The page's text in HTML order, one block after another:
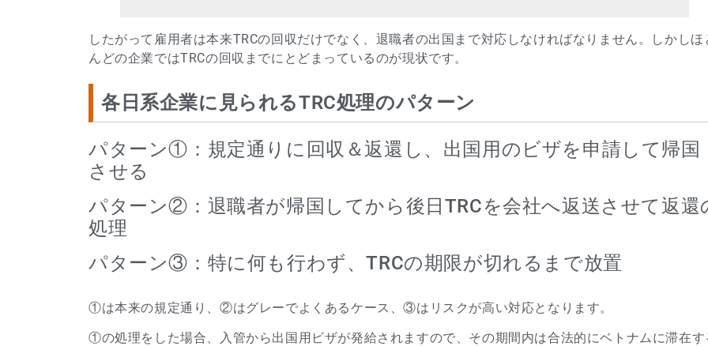
したがって雇用者は本来TRCの回収だけでなく、退職者の出国まで対応しなければなりません。しかしほ
んどの企業ではTRCの回収までにとどまっているのが現状です。
各日系企業に見られるTRC処理のパターン
パターン①：規定通りに回収＆返還し、出国用のビザを申請して帰国
させる
パターン②：退職者が帰国してから後日TRCを会社へ返送させて返還
処理
パターン③：特に何も行わず、TRCの期限が切れるまで放置
①は本来の規定通り、②はグレーでよくあるケース、③はリスクが高い対応となります。
①の処理をした場合、入管から出国用ビザが発給されますので、その期間内は合法的にベトナムに滞在す